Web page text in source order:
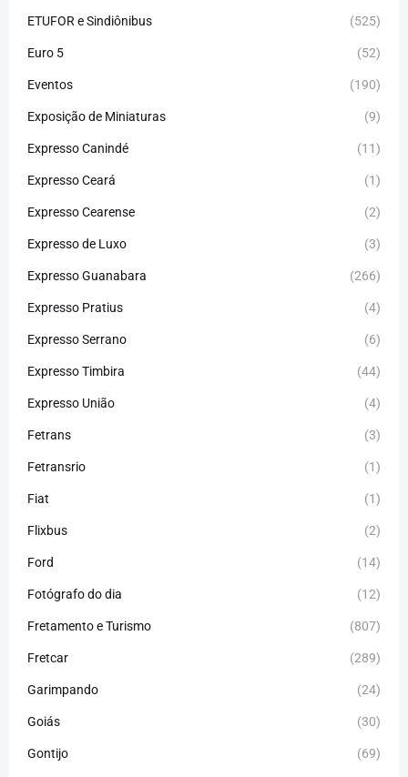
ETUFOR e Sindiônibus (525)
Euro 5 (52)
Eventos (190)
Exposição de Miniaturas (9)
Expresso Canindé (11)
Expresso Ceará (1)
Expresso Cearense (2)
Expresso de Luxo (3)
Expresso Guanabara (266)
Expresso Pratius (4)
Expresso Serrano (6)
Expresso Timbira (44)
Expresso União (4)
Fetrans (3)
Fetransrio (1)
Fiat (1)
Flixbus (2)
Ford (14)
Fotógrafo do dia (12)
Fretamento e Turismo (807)
Fretcar (289)
Garimpando (24)
Goiás (30)
Gontijo (69)